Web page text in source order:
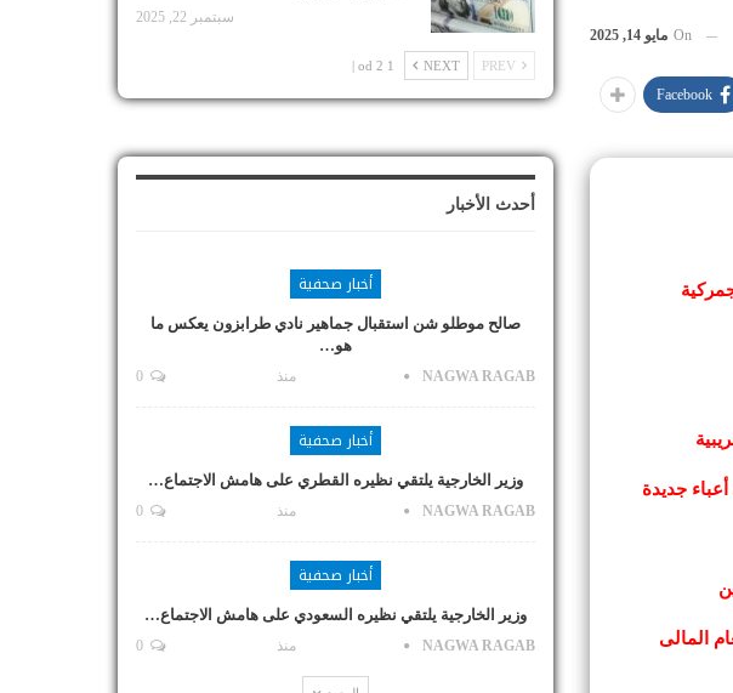
On مايو 14, 2025
Facebook
العام المالى
سبتمبر 22, 2025
NEXT
1 od 2 |
أحدث الأخبار
أخبار صحفية
صالح موطلو شن استقبال جماهير نادي طرابزون يعكس ما
هو…
NAGWA RAGAB منذ
أخبار صحفية
وزير الخارجية يلتقي نظيره القطري على هامش الاجتماع…
NAGWA RAGAB منذ
أخبار صحفية
وزير الخارجية يلتقي نظيره السعودي على هامش الاجتماع…
NAGWA RAGAB منذ